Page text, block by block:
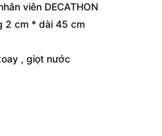
viên DECATHON
2 cm * dài 45 cm
, giọt nước